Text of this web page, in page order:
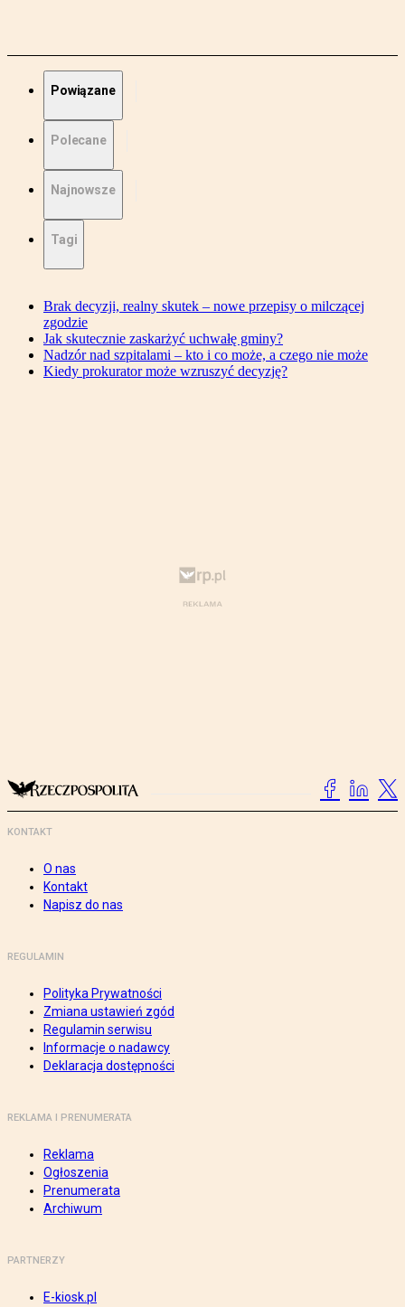
Powiązane
Polecane
Najnowsze
Tagi
Brak decyzji, realny skutek – nowe przepisy o milczącej
zgodzie
Jak skutecznie zaskarżyć uchwałę gminy?
Nadzór nad szpitalami – kto i co może, a czego nie może
Kiedy prokurator może wzruszyć decyzję?
KONTAKT
O nas
Kontakt
Napisz do nas
REGULAMIN
Polityka Prywatności
Zmiana ustawień zgód
Regulamin serwisu
Informacje o nadawcy
Deklaracja dostępności
REKLAMA I PRENUMERATA
Reklama
Ogłoszenia
Prenumerata
Archiwum
PARTNERZY
E-kiosk.pl